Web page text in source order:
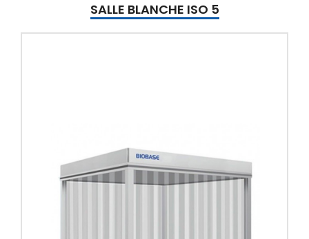
SALLE BLANCHE ISO 5